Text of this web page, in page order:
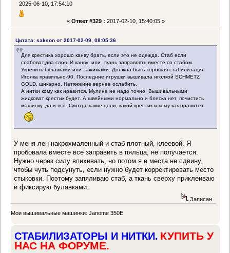
2025-06-10, 17:54:10
« Ответ #329 : 2017-02-10, 15:40:05 »
Цитата: sakson от 2017-02-09, 08:05:36
Для крестика хорошо канву брать, если это не одежда. Стаб если
слабоват,два слоя. И канву или ткань заправлять вместе со стабом.
Укрепить булавками или зажимами. Должна быть хорошая стабилизация.
Иголка правильно-90. Последние игрушки вышивала иголкой SCHMETZ
GOLD, шикарно. Натяжение вернее ослабить.
А нитки кому как нравится. Мулине не надо точно. Вышивальными
жидковат крестик будет. А швейными нормально и блеска нет, почистить
машинку, да и всё. Смотря какие цели, какой крестик и кому как нравится
У меня лен накрохмаленный и стаб плотный, клеевой. Я
пробовала вместе все заправить в пяльца, не получается.
Нужно через силу впихивать, но потом я е места не сдвину,
чтобы чуть подсунуть, если нужно будет корректировать место
стыковки. Поэтому запяливаю стаб, а ткань сверху приклеиваю
и фиксирую булавками.
Записан
Мои вышивальные машинки: Janome 350E
СТАБИЛИЗАТОРЫ И НИТКИ. КУПИТЬ У
НАС НА ФОРУМЕ.